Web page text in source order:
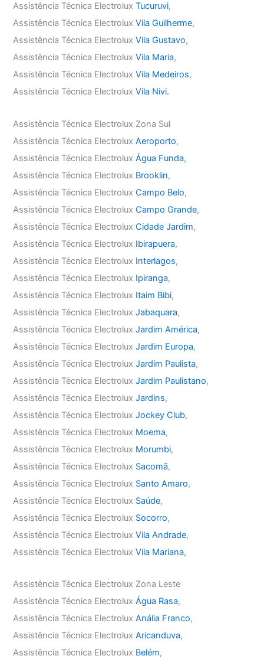
Assistência Técnica ElectroluxTucuruvi,
Assistência Técnica ElectroluxVila Guilherme,
Assistência Técnica ElectroluxVila Gustavo,
Assistência Técnica ElectroluxVila Maria,
Assistência Técnica ElectroluxVila Medeiros,
Assistência Técnica ElectroluxVila Nivi.
Assistência Técnica Electrolux Zona Sul
Assistência Técnica ElectroluxAeroporto,
Assistência Técnica ElectroluxÁgua Funda,
Assistência Técnica Electrolux Brooklin,
Assistência Técnica ElectroluxCampo Belo,
Assistência Técnica ElectroluxCampo Grande,
Assistência Técnica ElectroluxCidade Jardim,
Assistência Técnica Electrolux Ibirapuera,
Assistência Técnica Electrolux Interlagos,
Assistência Técnica Electrolux Ipiranga,
Assistência Técnica Electrolux Itaim Bibi,
Assistência Técnica ElectroluxJabaquara,
Assistência Técnica ElectroluxJardim América,
Assistência Técnica ElectroluxJardim Europa,
Assistência Técnica ElectroluxJardim Paulista,
Assistência Técnica ElectroluxJardim Paulistano,
Assistência Técnica ElectroluxJardins,
Assistência Técnica ElectroluxJockey Club,
Assistência Técnica Electrolux Moema,
Assistência Técnica Electrolux Morumbi,
Assistência Técnica Electrolux Sacomã,
Assistência Técnica Electrolux Santo Amaro,
Assistência Técnica Electrolux Saúde,
Assistência Técnica Electrolux Socorro,
Assistência Técnica ElectroluxVila Andrade,
Assistência Técnica ElectroluxVila Mariana,
Assistência Técnica Electrolux Zona Leste
Assistência Técnica ElectroluxÁgua Rasa,
Assistência Técnica ElectroluxAnália Franco,
Assistência Técnica ElectroluxAricanduva,
Assistência Técnica Electrolux Belém,